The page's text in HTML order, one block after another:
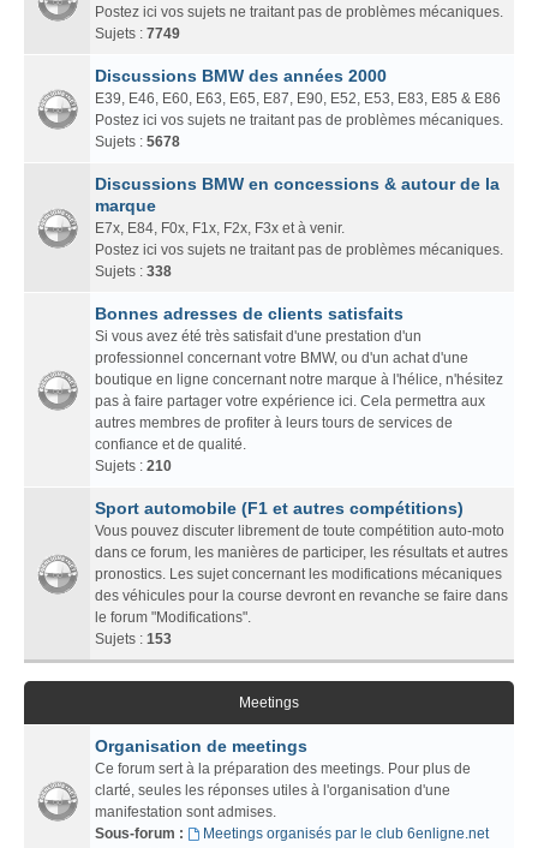
Postez ici vos sujets ne traitant pas de problèmes mécaniques.
Sujets : 7749
Discussions BMW des années 2000
E39, E46, E60, E63, E65, E87, E90, E52, E53, E83, E85 & E86
Postez ici vos sujets ne traitant pas de problèmes mécaniques.
Sujets : 5678
Discussions BMW en concessions & autour de la
marque
E7x, E84, F0x, F1x, F2x, F3x et à venir.
Postez ici vos sujets ne traitant pas de problèmes mécaniques.
Sujets : 338
Bonnes adresses de clients satisfaits
Si vous avez été très satisfait d'une prestation d'un
professionnel concernant votre BMW, ou d'un achat d'une
boutique en ligne concernant notre marque à l'hélice, n'hésitez
pas à faire partager votre expérience ici. Cela permettra aux
autres membres de profiter à leurs tours de services de
confiance et de qualité.
Sujets : 210
Sport automobile (F1 et autres compétitions)
Vous pouvez discuter librement de toute compétition auto-moto
dans ce forum, les manières de participer, les résultats et autres
pronostics. Les sujet concernant les modifications mécaniques
des véhicules pour la course devront en revanche se faire dans
le forum "Modifications".
Sujets : 153
Meetings
Organisation de meetings
Ce forum sert à la préparation des meetings. Pour plus de
clarté, seules les réponses utiles à l'organisation d'une
manifestation sont admises.
Sous-forum :
Meetings organisés par le club 6enligne.net